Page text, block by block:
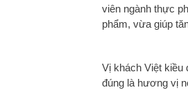
viên ngành thực
phẩm, vừa giúp
Vị khách Việt kiều
đúng là hương vị